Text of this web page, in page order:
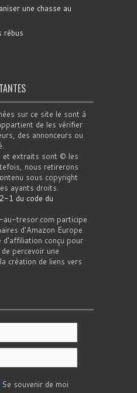
une chasse au
rébus
sur ce site le sont à
de les vérifier
des annonceurs ou
et extraits sont © les
nous retirerons
sous copyright
ayants droits.
1 du code du
au-tresor.com participe
d’Amazon Europe
d’affiliation conçu pour
percevoir une
création de liens vers
Se souvenir de moi